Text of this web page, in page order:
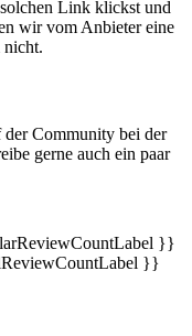
Link klickst und
wir vom Anbieter eine
nicht.
Community bei der
gerne auch ein paar
}}
}}